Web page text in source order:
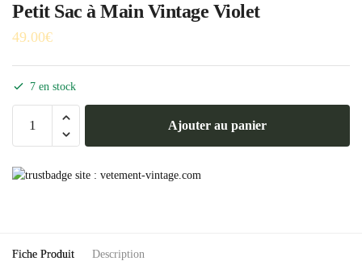
Petit Sac à Main Vintage Violet
49.00€
7 en stock
Sac
Violet
Ajouter au panier
Fiche Produit Description